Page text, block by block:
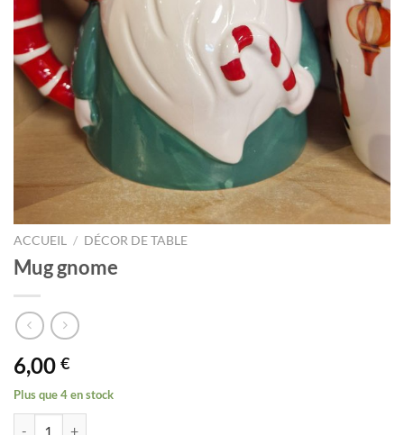
ACCUEIL / DÉCOR DE TABLE
Mug gnome
6,00 €
Plus que 4 en stock